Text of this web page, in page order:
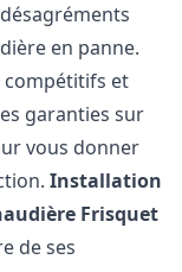
en panne.
et
garanties sur
vous donner
Installation
Frisquet
de ses